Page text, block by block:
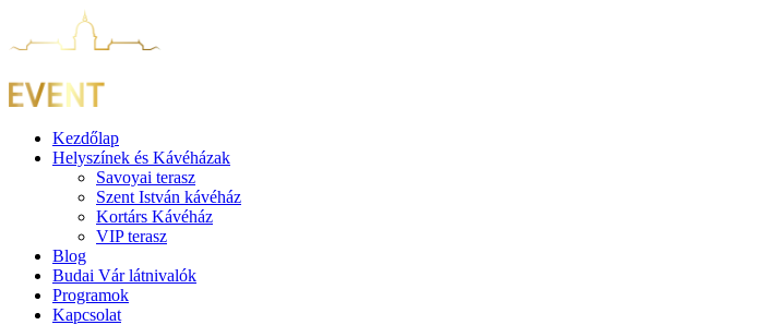
tartalomhoz
Kezdőlap
Helyszínek és Kávéházak
Savoyai terasz
Szent István kávéház
Kortárs Kávéház
VIP terasz
Blog
Budai Vár látnivalók
Programok
Kapcsolat